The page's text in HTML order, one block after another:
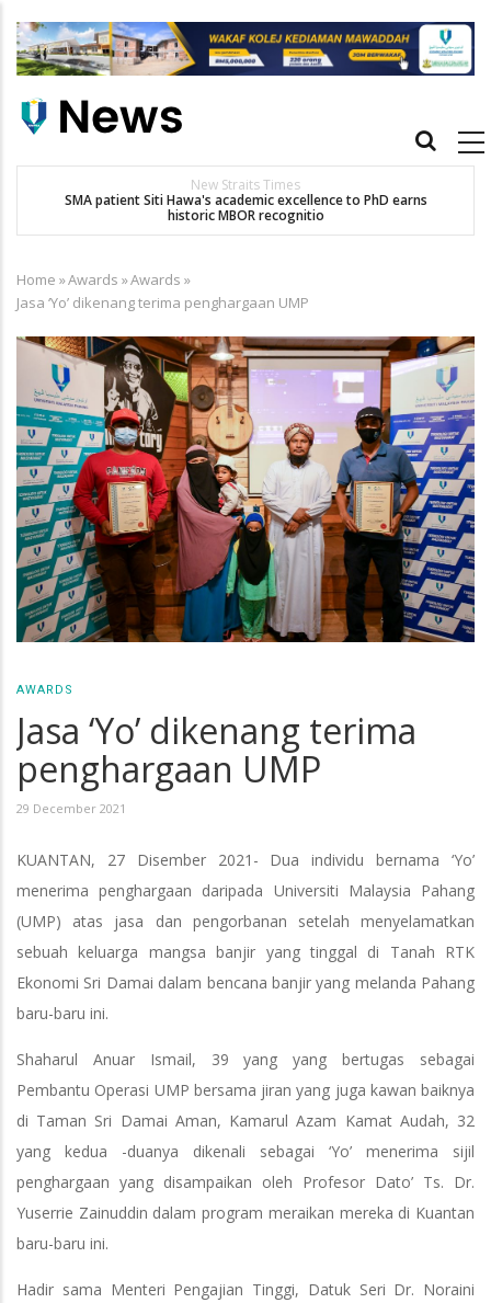
main
Main
New Straits Times
SMA patient Siti Hawa's academic excellence to PhD earns
historic MBOR recognitio
Breadcrumb
Home »Awards »Awards »
Jasa ‘Yo’ dikenang terima penghargaan UMP
AWARDS
Jasa ‘Yo’ dikenang terima
penghargaan UMP
29 December 2021
KUANTAN, 27 Disember 2021- Dua individu bernama ‘Yo’
menerima penghargaan daripada Universiti Malaysia Pahang
(UMP) atas jasa dan pengorbanan setelah menyelamatkan
sebuah keluarga mangsa banjir yang tinggal di Tanah RTK
Ekonomi Sri Damai dalam bencana banjir yang melanda Pahang
baru-baru ini.
Shaharul Anuar Ismail, 39 yang yang bertugas sebagai
Pembantu Operasi UMP bersama jiran yang juga kawan baiknya
di Taman Sri Damai Aman, Kamarul Azam Kamat Audah, 32
yang kedua -duanya dikenali sebagai ‘Yo’ menerima sijil
penghargaan yang disampaikan oleh Profesor Dato’ Ts. Dr.
Yuserrie Zainuddin dalam program meraikan mereka di Kuantan
baru-baru ini.
Hadir sama Menteri Pengajian Tinggi, Datuk Seri Dr. Noraini